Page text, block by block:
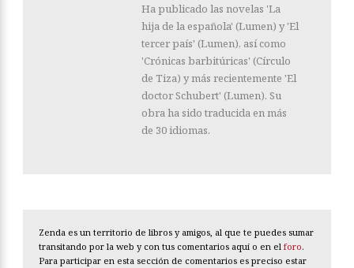
Ha publicado las novelas 'La
hija de la española' (Lumen) y 'El
tercer país' (Lumen), así como
'Crónicas barbitúricas' (Círculo
de Tiza) y más recientemente 'El
doctor Schubert' (Lumen). Su
obra ha sido traducida en más
de 30 idiomas.
Zenda es un territorio de libros y amigos, al que te puedes sumar
transitando por la web y con tus comentarios aquí o en el foro.
Para participar en esta sección de comentarios es preciso estar